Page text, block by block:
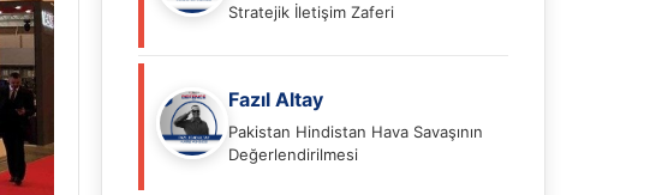
Stratejik İletişim Zaferi
Fazıl Altay
Pakistan Hindistan Hava Savaşının
Değerlendirilmesi